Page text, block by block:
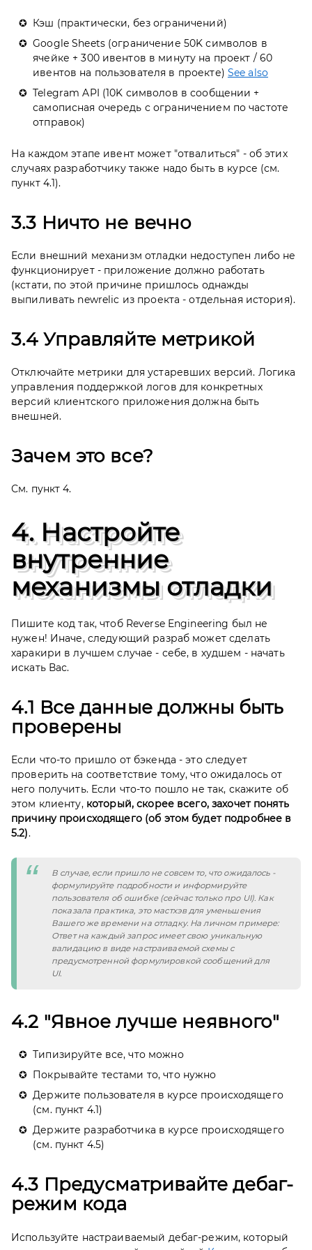
Кэш (практически, без ограничений)
Google Sheets (ограничение 50K символов в
ячейке + 300 ивентов в минуту на проект / 60
ивентов на пользователя в проекте) See also
Telegram API (10K символов в сообщении +
самописная очередь с ограничением по частоте
отправок)
На каждом этапе ивент может "отвалиться" - об этих
случаях разработчику также надо быть в курсе (см.
пункт 4.1).
3.3 Ничто не вечно
Если внешний механизм отладки недоступен либо не
функционирует - приложение должно работать
(кстати, по этой причине пришлось однажды
выпиливать newrelic из проекта - отдельная история).
3.4 Управляйте метрикой
Отключайте метрики для устаревших версий. Логика
управления поддержкой логов для конкретных
версий клиентского приложения должна быть
внешней.
Зачем это все?
См. пункт 4.
4. Настройте
внутренние
механизмы отладки
Пишите код так, чтоб Reverse Engineering был не
нужен! Иначе, следующий разраб может сделать
харакири в лучшем случае - себе, в худшем - начать
искать Вас.
4.1 Все данные должны быть
проверены
Если что-то пришло от бэкенда - это следует
проверить на соответствие тому, что ожидалось от
него получить. Если что-то пошло не так, скажите об
этом клиенту, который, скорее всего, захочет понять
причину происходящего (об этом будет подробнее в
5.2).
В случае, если пришло не совсем то, что ожидалось -
формулируйте подробности и информируйте
пользователя об ошибке (сейчас только про UI). Как
показала практика, это мастхэв для уменьшения
Вашего же времени на отладку. На личном примере:
Ответ на каждый запрос имеет свою уникальную
валидацию в виде настраиваемой схемы с
предусмотренной формулировкой сообщений для
UI.
4.2 "Явное лучше неявного"
Типизируйте все, что можно
Покрывайте тестами то, что нужно
Держите пользователя в курсе происходящего
(см. пункт 4.1)
Держите разработчика в курсе происходящего
(см. пункт 4.5)
4.3 Предусматривайте дебаг-
режим кода
Используйте настраиваемый дебаг-режим, который